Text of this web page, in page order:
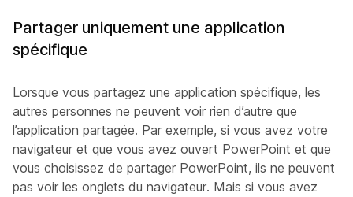
Partager uniquement une application
spécifique
Lorsque vous partagez une application spécifique, les
autres personnes ne peuvent voir rien d’autre que
l’application partagée. Par exemple, si vous avez votre
navigateur et que vous avez ouvert PowerPoint et que
vous choisissez de partager PowerPoint, ils ne peuvent
pas voir les onglets du navigateur. Mais si vous avez